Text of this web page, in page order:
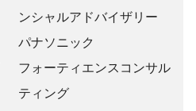
ンシャルアドバイザリー
パナソニック
フォーティエンスコンサル
ティング